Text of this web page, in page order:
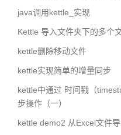
java调用kettle_实现
Kettle 导入文件夹下的多个
kettle删除移动文件
kettle实现简单的增量同步
kettle中通过 时间戳（
步操作（一）
kettle demo2 从Excel文件